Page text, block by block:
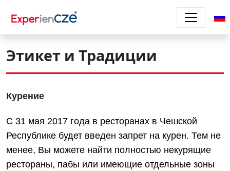
Этикет и Традиции
Курение
С 31 мая 2017 года в ресторанах в Чешской
Республике будет введен запрет на курен. Тем не
менее, Вы можете найти полностью некурящие
рестораны, пабы или имеющие отдельные зоны